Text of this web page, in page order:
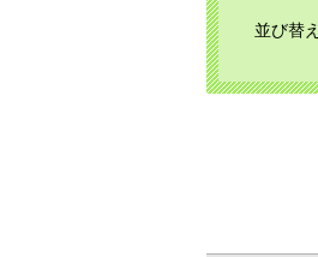
並び替え